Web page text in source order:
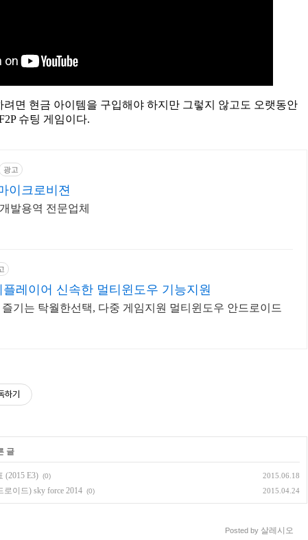
면 현금 아이템을 구입해야 하지만 그렇지 않고도 오랫동안
슈팅 게임이다.
광고
이크로비젼
발용역 전문업체
레이어 신속한 멀티윈도우 기능지원
즐기는 탁월한선택, 다중 게임지원 멀티윈도우 안드로이드
하기
글
(2015 E3) (0) 2015.06.18
이드) sky force 2014 (0) 2015.04.24
Posted by 살레시오